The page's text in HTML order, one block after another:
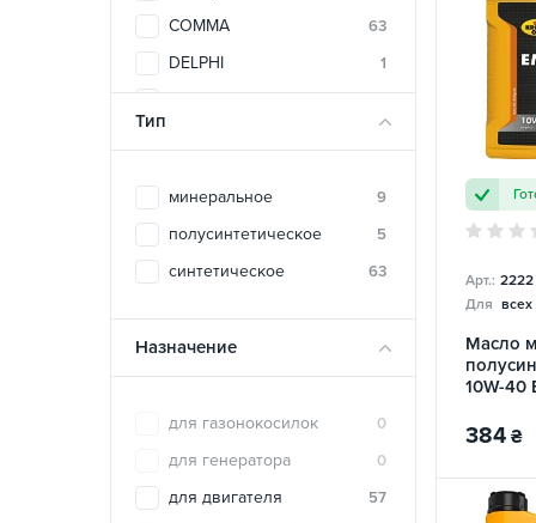
COMMA 63
DELPHI 1
DYNAMAX 31
ENEOS
ETALON
FORD 2
GM
HONDA 7
K2 12
KROON OIL 86
Тип
минеральное 9
полусинтетическое 5
синтетическое 63
Назначение
для газонокосилок 0
для генератора 0
для двигателя 57
Арт.: 2222
Для
Масло
10W-40
384 ₴